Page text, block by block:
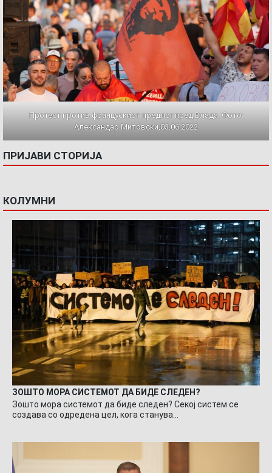
Протест против францускиот предлог пред Влада. Фото:
Александар Митовски,03.06.2022
ПРИЈАВИ СТОРИЈА
КОЛУМНИ
ЗОШТО МОРА СИСТЕМОТ ДА БИДЕ СЛЕДЕН?
Зошто мора системот да биде следен? Секој систем се
создава со одредена цел, кога станува…